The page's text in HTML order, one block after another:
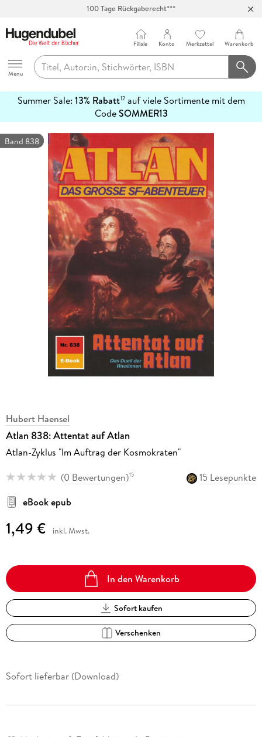
100 Tage Rückgaberecht***
Hugendubel
Menu
Filiale Konto Merkzettel Warenkorb
Summer Sale: 13% Rabatt12auf viele Sortimente mit dem
CodeSOMMER13
erfahren
Band 838
Hubert Haensel
Atlan 838: Attentat auf Atlan
Atlan-Zyklus "Im Auftrag der Kosmokraten"
(0 Bewertungen)15
15 Lesepunkte
eBook epub
1,49 € inkl. Mwst.
In den Warenkorb
Sofort kaufen
Verschenken
Sofort lieferbar (Download)